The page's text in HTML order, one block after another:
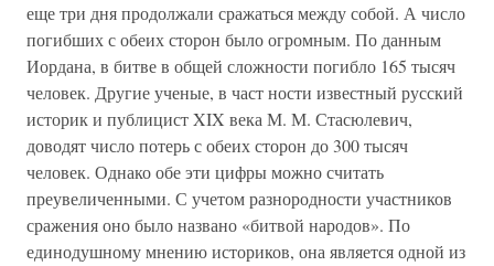
еще три дня продолжали сражаться между собой. А число
погибших с обеих сторон было огромным. По данным
Иордана, в битве в общей сложности погибло 165 тысяч
человек. Другие ученые, в част ности известный русский
историк и публицист XIX века М. М. Стасюлевич,
доводят число потерь с обеих сторон до 300 тысяч
человек. Однако обе эти цифры можно считать
преувеличенными. С учетом разнородности участников
сражения оно было названо «битвой народов». По
единодушному мнению историков, она является одной из